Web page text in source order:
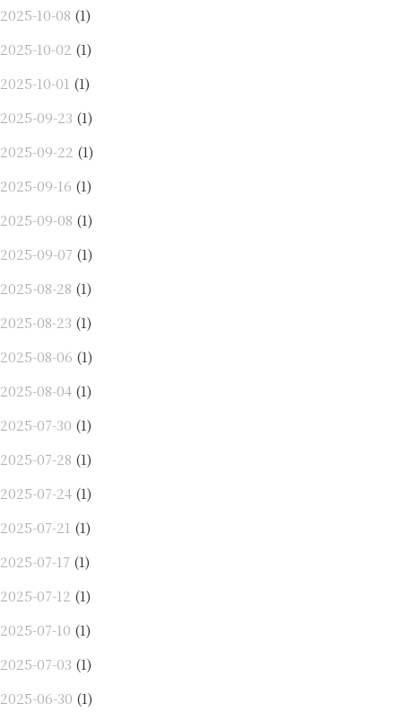
2025-10-08 (1)
2025-10-02 (1)
2025-10-01 (1)
2025-09-23 (1)
2025-09-22 (1)
2025-09-16 (1)
2025-09-08 (1)
2025-09-07 (1)
2025-08-28 (1)
2025-08-23 (1)
2025-08-06 (1)
2025-08-04 (1)
2025-07-30 (1)
2025-07-28 (1)
2025-07-24 (1)
2025-07-21 (1)
2025-07-17 (1)
2025-07-12 (1)
2025-07-10 (1)
2025-07-03 (1)
2025-06-30 (1)